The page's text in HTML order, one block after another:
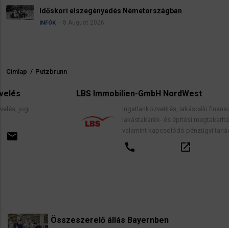
Időskori elszegényedés Németországban
8 August 2026
Morzsa
Címlap / Putzbrunn
LBS Immobilien-GmbH NordWest
Ingatlanközvetítés, lakáscélú finanszírozási
lakástakarék- és építési megtakarítási
valamint kapcsolódó pénzügyi tanácsadás.
Összeszerelő állás Bayernben